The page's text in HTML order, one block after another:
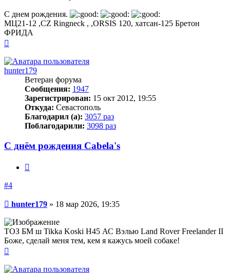
С днем рождения.
МЦ21-12 ,CZ Ringneck , ,ORSIS 120, хатсан-125 Бретон
ФРИДА
началу
hunter179
Ветеран форума
Сообщения: 1947
Зарегистрирован: 15 окт 2012, 19:55
Откуда: Севастополь
Благодарил (а): 3057 раз
Поблагодарили: 3098 раз
С днём рождения Cabela's
#4
Сообщение
hunter179 » 18 мар 2026, 19:35
ТОЗ БМ ш Tikka Koski H45 АС Вэлью Land Rover Freelander II
Боже, сделай меня тем, кем я кажусь моей собаке!
началу